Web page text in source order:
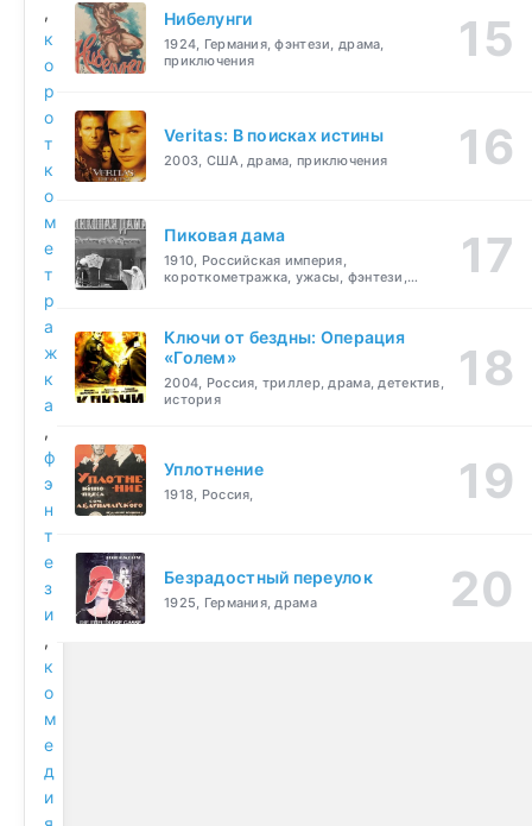
,
к
о
р
о
т
к
о
м
е
т
р
а
ж
к
а
,
ф
э
н
т
е
з
и
,
к
о
м
е
д
и
Нибелунги
1924, Германия, фэнтези, драма,
приключения
Veritas: В поисках истины
2003, США, драма, приключения
Пиковая дама
1910, Российская империя,
короткометражка, ужасы, фэнтези,
Ключи от бездны: Операция
«Голем»
2004, Россия, триллер, драма, детектив,
история
Уплотнение
1918, Россия,
Безрадостный переулок
1925, Германия, драма